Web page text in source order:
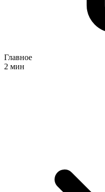
Главное
2 мин